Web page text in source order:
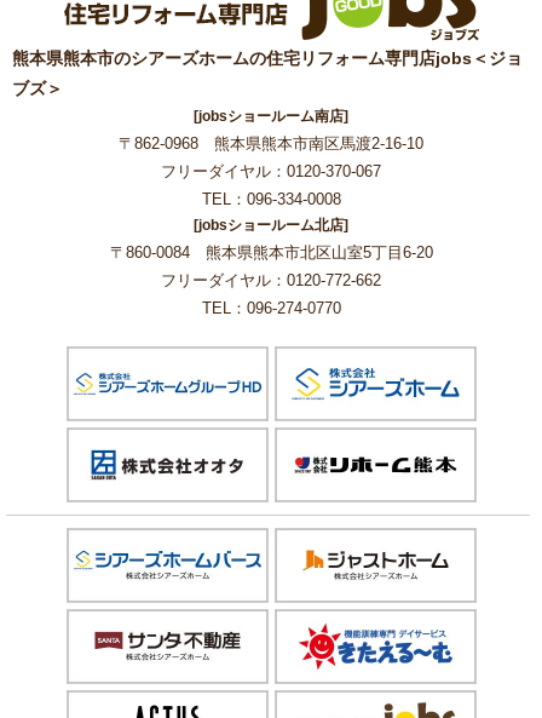
熊本県熊本市のシアーズホームの住宅リフォーム専門店jobs＜ジョ
ブズ＞
[jobsショールーム南店]
〒862-0968 熊本県熊本市南区馬渡2-16-10
フリーダイヤル：0120-370-067
TEL：096-334-0008
[jobsショールーム北店]
〒860-0084 熊本県熊本市北区山室5丁目6-20
フリーダイヤル：0120-772-662
TEL：096-274-0770